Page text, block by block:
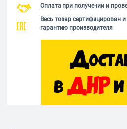
Оплата при получении и
Весь товар сертифицирован
гарантию производителя